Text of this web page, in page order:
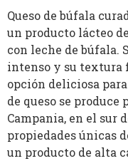
Queso de búfala
un producto lácteo
con leche de búfala.
intenso y su textura
opción deliciosa
de queso se
Campania, en el sur
propiedades únicas
un producto de alta